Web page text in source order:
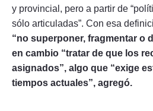
y provincial, pero a partir de
sólo articuladas”. Con esa
“no superponer, fragmentar o
en cambio “tratar de que los
asignados”, algo que “exige
tiempos actuales”, agregó.